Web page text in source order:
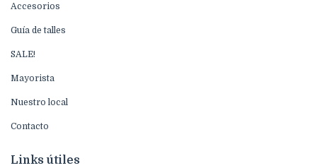
Accesorios
Guía de talles
SALE!
Mayorista
Nuestro local
Contacto
Links útiles